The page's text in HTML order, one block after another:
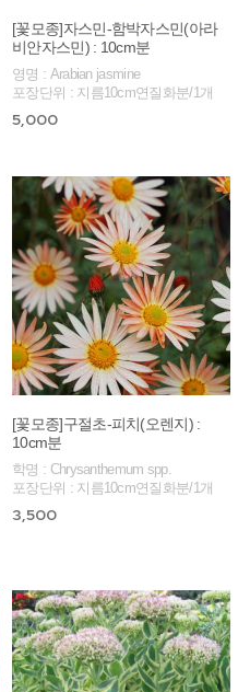
[꽃모종]자스민-함박자스민(아라
비안자스민) : 10cm분
영명 : Arabian jasmine
포장단위 : 지름10cm연질화분/1개
5,000
[꽃모종]구절초-피치(오렌지) :
10cm분
학명 : Chrysanthemum spp.
포장단위 : 지름10cm연질화분/1개
3,500